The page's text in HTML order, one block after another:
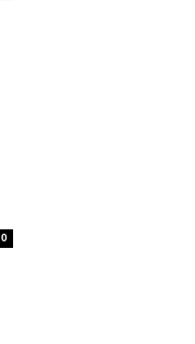
0